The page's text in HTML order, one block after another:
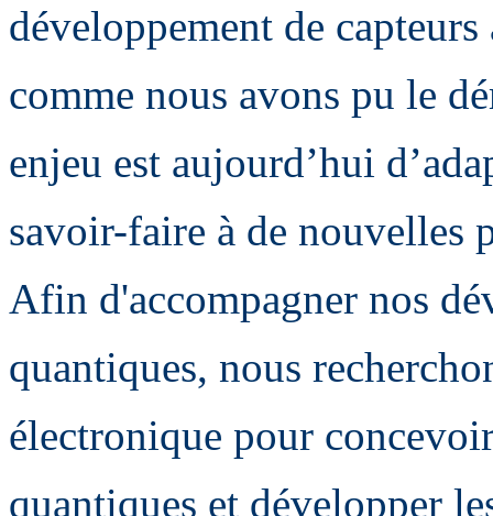
développement de
comme nous avons pu le
enjeu est aujourd’hui
savoir-faire à de nouvelles
Afin d'accompagner nos
quantiques, nous
électronique pour
quantiques et développer